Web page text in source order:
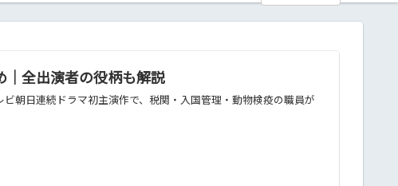
｜全出演者の役柄も解説
朝日連続ドラマ初主演作で、税関・入国管理・動物検疫の職員が